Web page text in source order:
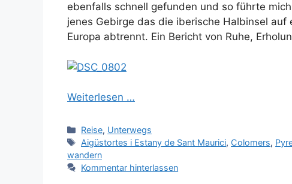
ebenfalls schnell gefunden und so führte
jenes Gebirge das die iberische Halbinsel
Europa abtrennt. Ein Bericht von Ruhe,
Weiterlesen …
Kategorien
Reise, Unterwegs
Schlagwörter
Aigüstortes i Estany de Sant Maurici, Colomers,
wandern
Kommentar hinterlassen